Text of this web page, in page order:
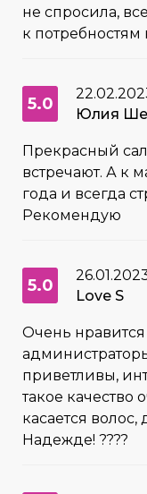
не спросила,
к потребностям
5.0
Юлия
Прекрасный
встречают. А к
года и всегда
Рекомендую
5.0
Love S
Очень
приветливы,
такое качество
касается
Надежде! ????